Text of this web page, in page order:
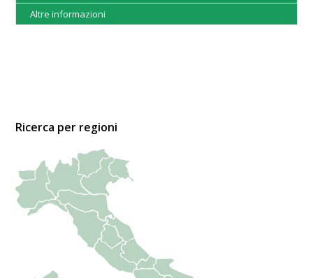
Altre informazioni
Ricerca per regioni